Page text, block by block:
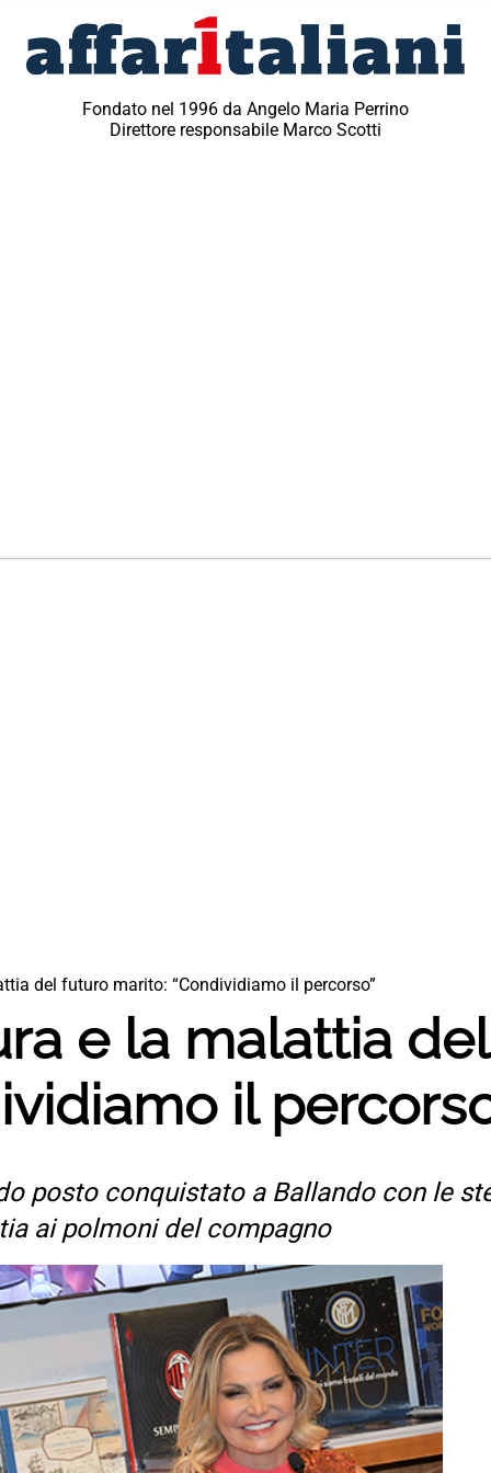
Fondato nel 1996 da Angelo Maria Perrino
Direttore responsabile Marco Scotti
del futuro marito: “Condividiamo il percorso”
e la malattia
il
posto conquistato a Ballando con le
ai polmoni del compagno